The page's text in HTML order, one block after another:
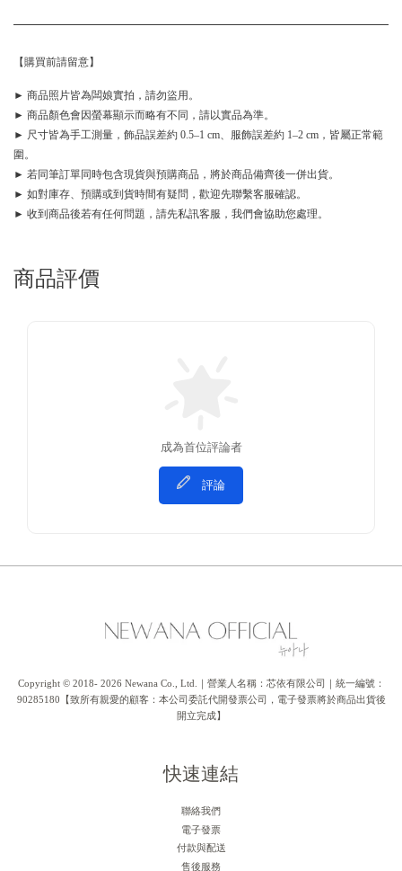
【購買前請留意】
► 商品照片皆為闆娘實拍，請勿盜用。
► 商品顏色會因螢幕顯示而略有不同，請以實品為準。
► 尺寸皆為手工測量，飾品誤差約 0.5–1 cm、服飾誤差約 1–2 cm，皆屬正常範
圍。
► 若同筆訂單同時包含現貨與預購商品，將於商品備齊後一併出貨。
► 如對庫存、預購或到貨時間有疑問，歡迎先聯繫客服確認。
► 收到商品後若有任何問題，請先私訊客服，我們會協助您處理。
商品評價
成為首位評論者
評論
Copyright © 2018- 2026 Newana Co., Ltd.｜營業人名稱：芯依有限公司｜統一編號：
90285180【致所有親愛的顧客：本公司委託代開發票公司，電子發票將於商品出貨後
開立完成】
快速連結
聯絡我們
電子發票
付款與配送
售後服務